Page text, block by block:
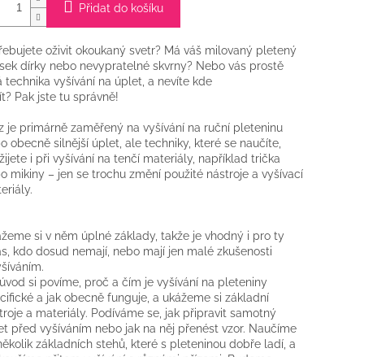
Přidat do košíku
oživit okoukaný svetr? Má váš milovaný pletený
dírky nebo nevypratelné skvrny? Nebo vás prostě
technika vyšívání na úplet, a nevíte kde
Pak jste tu správně!
je primárně zaměřený na vyšívání na ruční pleteninu
obecně silnější úplet, ale techniky, které se naučíte,
i při vyšívání na tenčí materiály, například trička
mikiny – jen se trochu změní použité nástroje a vyšívací
si v něm úplné základy, takže je vhodný i pro ty
kdo dosud nemají, nebo mají jen malé zkušenosti
si povíme, proč a čím je vyšívání na pleteniny
a jak obecně funguje, a ukážeme si základní
a materiály. Podíváme se, jak připravit samotný
před vyšíváním nebo jak na něj přenést vzor. Naučíme
základních stehů, které s pleteninou dobře ladí, a